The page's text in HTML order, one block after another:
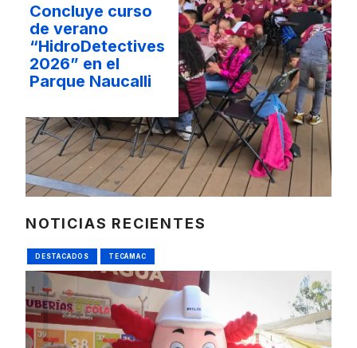
Concluye curso
de verano
“HidroDetectives
2026” en el
Parque Naucalli
NOTICIAS RECIENTES
DESTACADOS TECÁMAC